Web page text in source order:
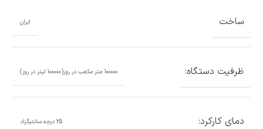
ساخت ایران
ظرفیت دستگاه: 100000 متر مکعب در روز(100000 لیتر در روز)
دمای کارکرد: 25 درجه سانتیگراد